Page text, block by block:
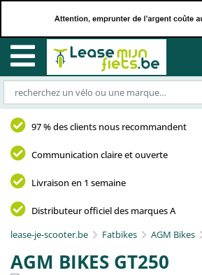
97 % des clients nous recommandent
Communication claire et ouverte
Livraison en 1 semaine
Distributeur officiel des marques A
lease-je-scooter.be
Fatbikes AGM Bikes
AGM BIKES GT250